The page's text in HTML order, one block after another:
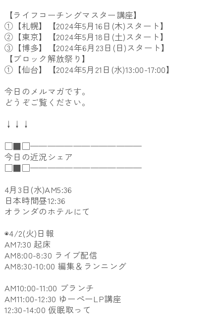
【ライフコーチングマスター講座】
①【札幌】【2024年5月16日(木)スタート】
② 【東京】【2024年5月18日(土)スタート】
③ 【博多】【2024年6月23日(日)スタート】
【ブロック解放祭り】
①【仙台】【2024年5月21日(水)13:00-17:00】
今日のメルマガです。
どうぞご覧ください。
↓↓↓
□■□—————————————
今日の近況シェア
□■□—————————————
4月3日(水)AM5:36
日本時間昼12:36
オランダのホテルにて
◉4/2(火)日報
AM7:30 起床
AM8:00-8:30 ライブ配信
AM8:30-10:00 編集＆ランニング
AM10:00-11:00 ブランチ
AM11:00-12:30 ゆーぺーLP講座
12:30-14:00 仮眠取って